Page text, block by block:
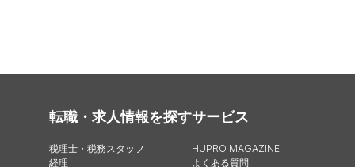
転職・求人情報を探す
税理士・税務スタッフ
経理
サービス
HUPRO MAGAZINE
よくある質問